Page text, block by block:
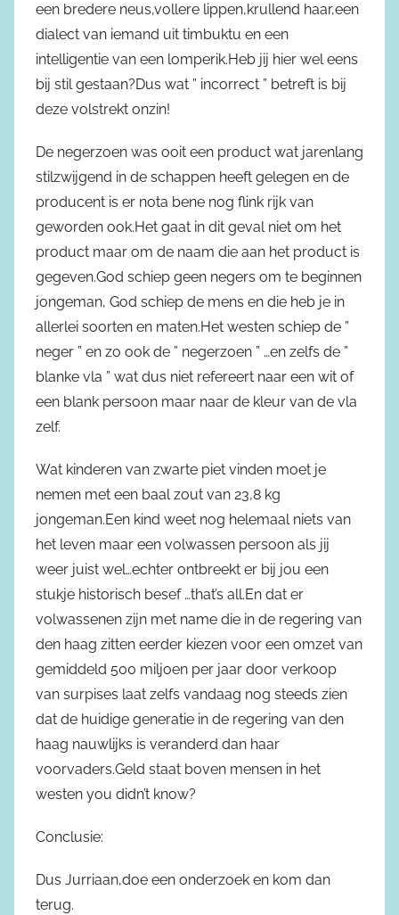
een bredere neus,vollere lippen,krullend haar,een
dialect van iemand uit timbuktu en een
intelligentie van een lomperik.Heb jij hier wel eens
bij stil gestaan?Dus wat ” incorrect ” betreft is bij
deze volstrekt onzin!
De negerzoen was ooit een product wat jarenlang
stilzwijgend in de schappen heeft gelegen en de
producent is er nota bene nog flink rijk van
geworden ook.Het gaat in dit geval niet om het
product maar om de naam die aan het product is
gegeven.God schiep geen negers om te beginnen
jongeman, God schiep de mens en die heb je in
allerlei soorten en maten.Het westen schiep de ”
neger ” en zo ook de ” negerzoen ” …en zelfs de ”
blanke vla ” wat dus niet refereert naar een wit of
een blank persoon maar naar de kleur van de vla
zelf.
Wat kinderen van zwarte piet vinden moet je
nemen met een baal zout van 23,8 kg
jongeman.Een kind weet nog helemaal niets van
het leven maar een volwassen persoon als jij
weer juist wel…echter ontbreekt er bij jou een
stukje historisch besef …that’s all.En dat er
volwassenen zijn met name die in de regering van
den haag zitten eerder kiezen voor een omzet van
gemiddeld 500 miljoen per jaar door verkoop
van surpises laat zelfs vandaag nog steeds zien
dat de huidige generatie in de regering van den
haag nauwlijks is veranderd dan haar
voorvaders.Geld staat boven mensen in het
westen you didn’t know?
Conclusie:
Dus Jurriaan,doe een onderzoek en kom dan
terug.